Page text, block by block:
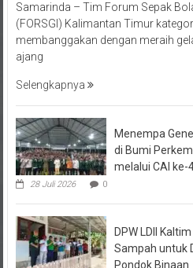
Samarinda – Tim Forum Sepak
(FORSGI) Kalimantan Timur
membanggakan dengan meraih
ajang
Selengkapnya
Menempa
di Bumi
melalui CAI ke-
28 Juli 2026 0
DPW LDII
Sampah untuk
Pondok Binaan